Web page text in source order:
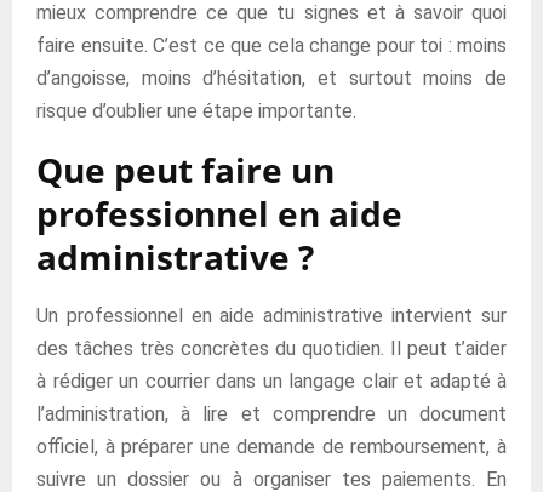
mieux comprendre ce que tu signes et à savoir quoi
faire ensuite. C’est ce que cela change pour toi : moins
d’angoisse, moins d’hésitation, et surtout moins de
risque d’oublier une étape importante.
Que peut faire un
professionnel en aide
administrative ?
Un professionnel en aide administrative intervient sur
des tâches très concrètes du quotidien. Il peut t’aider
à rédiger un courrier dans un langage clair et adapté à
l’administration, à lire et comprendre un document
officiel, à préparer une demande de remboursement, à
suivre un dossier ou à organiser tes paiements. En